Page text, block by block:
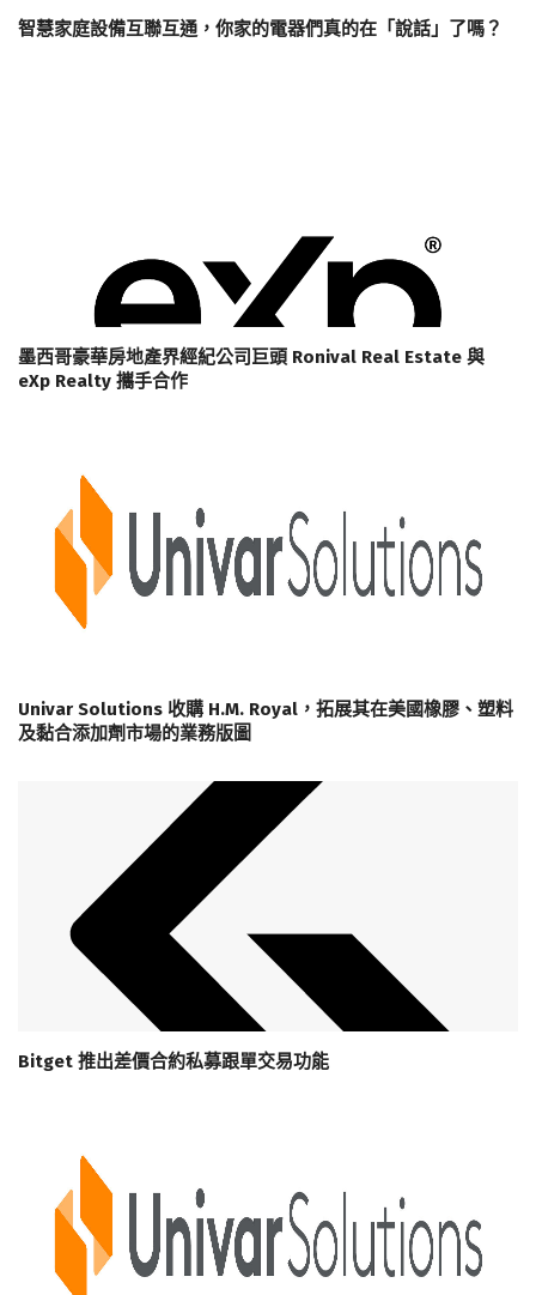
智慧家庭設備互聯互通，你家的電器們真的在「說話」了嗎？
墨西哥豪華房地產界經紀公司巨頭 Ronival Real Estate 與
eXp Realty 攜手合作
Univar Solutions 收購 H.M. Royal，拓展其在美國橡膠、塑料
及黏合添加劑市場的業務版圖
Bitget 推出差價合約私募跟單交易功能